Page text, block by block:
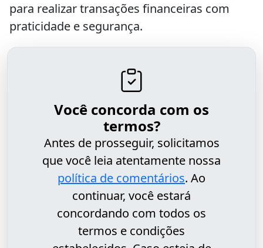
para realizar transações financeiras com
praticidade e segurança.
Você concorda com os
termos?
Antes de prosseguir, solicitamos
que você leia atentamente nossa
política de comentários. Ao
continuar, você estará
concordando com todos os
termos e condições